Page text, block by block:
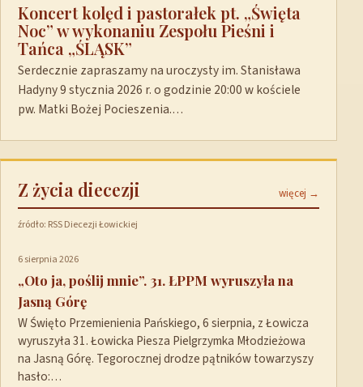
Koncert kolęd i pastorałek pt. „Święta
Noc” w wykonaniu Zespołu Pieśni i
Tańca „ŚLĄSK”
Serdecznie zapraszamy na uroczysty im. Stanisława
Hadyny 9 stycznia 2026 r. o godzinie 20:00 w kościele
pw. Matki Bożej Pocieszenia.…
Z życia diecezji więcej →
źródło: RSS Diecezji Łowickiej
6 sierpnia 2026
„Oto ja, poślij mnie”. 31. ŁPPM wyruszyła na
Jasną Górę
W Święto Przemienienia Pańskiego, 6 sierpnia, z Łowicza
wyruszyła 31. Łowicka Piesza Pielgrzymka Młodzieżowa
na Jasną Górę. Tegorocznej drodze pątników towarzyszy
hasło:…